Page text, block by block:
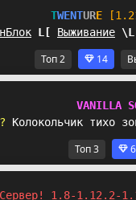
TWENTURE
C Z Выживание SB
Топ 2 14
VANIL L A S
? Колокольчик тихо зо
Топ 3 6
Сервер! 1.8-1.12.2-